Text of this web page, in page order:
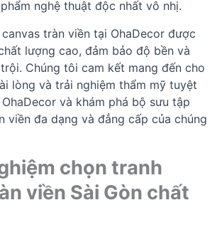
nghệ thuật độc nhất vô nhị.
tràn viền tại OhaDecor được
lượng cao, đảm bảo độ bền và
Chúng tôi cam kết mang đến cho
lòng và trải nghiệm thẩm mỹ tuyệt
và khám phá bộ sưu tập
viền đa dạng và đẳng cấp của chúng
chọn tranh
viền Sài Gòn chất